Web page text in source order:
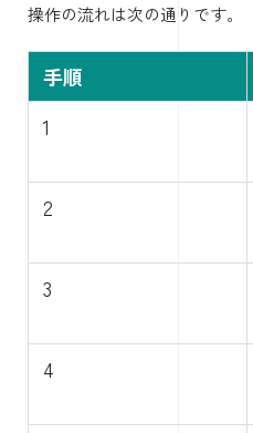
操作の流れは次の通りです。
手順
1
2
3
4